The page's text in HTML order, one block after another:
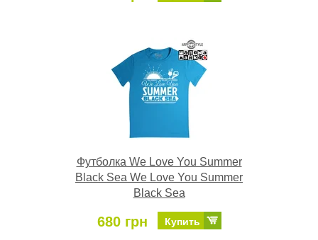
Футболка We Love You Summer
Black Sea We Love You Summer
Black Sea
680 грн Купить